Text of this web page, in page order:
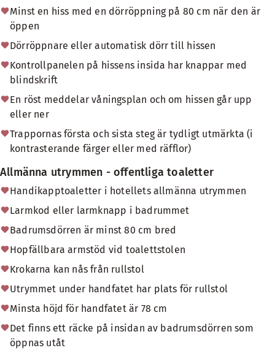
Minst en hiss med en dörröppning på 80 cm när den är
öppen
Dörröppnare eller automatisk dörr till hissen
Kontrollpanelen på hissens insida har knappar med
blindskrift
En röst meddelar våningsplan och om hissen går upp
eller ner
Trappornas första och sista steg är tydligt utmärkta (i
kontrasterande färger eller med räfflor)
Allmänna utrymmen - offentliga toaletter
Handikapptoaletter i hotellets allmänna utrymmen
Larmkod eller larmknapp i badrummet
Badrumsdörren är minst 80 cm bred
Hopfällbara armstöd vid toalettstolen
Krokarna kan nås från rullstol
Utrymmet under handfatet har plats för rullstol
Minsta höjd för handfatet är 78 cm
Det finns ett räcke på insidan av badrumsdörren som
öppnas utåt